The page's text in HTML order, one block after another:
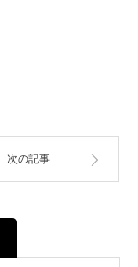
次の記事